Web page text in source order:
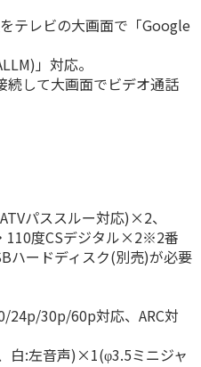
テレビの大画面で「Google
」対応。
して大画面でビデオ通話
パススルー対応)×2、
110度CSデジタル×2※2番
ハードディスク(別売)が必要
30p/60p対応、ARC対
白:左音声)×1(φ3.5ミニジャ